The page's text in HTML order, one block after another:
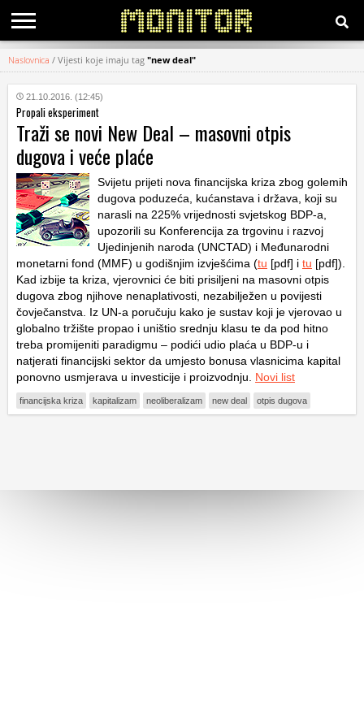
KATEGORIJE
HRVATSKI
WEB
Naslovnica / Vijesti koje imaju tag "new deal"
21.10.2016. (12:45)
Propali eksperiment
Traži se novi New Deal – masovni otpis
dugova i veće plaće
Svijetu prijeti nova financijska kriza zbog golemih
dugova poduzeća, kućanstava i država, koji su
narasli na 225% vrijednosti svjetskog BDP-a,
upozorili su Konferencija za trgovinu i razvoj
Ujedinjenih naroda (UNCTAD) i Međunarodni
monetarni fond (MMF) u godišnjim izvješćima (tu [pdf] i tu [pdf]).
Kad izbije ta kriza, vjerovnici će biti prisiljeni na masovni otpis
dugova zbog njihove nenaplativosti, nezabilježen u povijesti
čovječanstva. Iz UN-a poručuju kako je sustav koji je vjerovao u
globalno tržište propao i uništio srednju klasu te da pod hitno
treba promijeniti paradigmu – podići udio plaća u BDP-u i
natjerati financijski sektor da umjesto bonusa vlasnicima kapital
ponovno usmjerava u investicije i proizvodnju. Novi list
financijska kriza kapitalizam neoliberalizam new deal otpis dugova